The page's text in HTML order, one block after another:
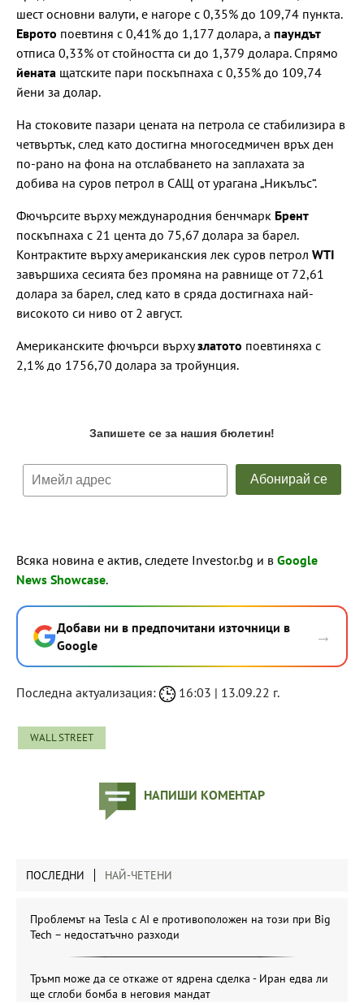
шест основни валути, е нагоре с 0,35% до 109,74 пункта.
Еврото поевтиня с 0,41% до 1,177 долара, а паундът
отписа 0,33% от стойността си до 1,379 долара. Спрямо
йената щатските пари поскъпнаха с 0,35% до 109,74
йени за долар.
На стоковите пазари цената на петрола се стабилизира в
четвъртък, след като достигна многоседмичен връх ден
по-рано на фона на отслабването на заплахата за
добива на суров петрол в САЩ от урагана „Никълъс“.
Фючърсите върху международния бенчмарк Брент
поскъпнаха с 21 цента до 75,67 долара за барел.
Контрактите върху американския лек суров петрол WTI
завършиха сесията без промяна на равнище от 72,61
долара за барел, след като в сряда достигнаха най-
високото си ниво от 2 август.
Американските фючърси върхузлатото поевтиняха с
2,1% до 1756,70 долара за тройунция.
Всяка новина е актив, следете Investor.bg и в Google
News Showcase.
Добави ни в предпочитани източници в
Google
→
Последна актуализация: 16:03 | 13.09.22 г.
WALL STREET
НАПИШИ КОМЕНТАР
ПОСЛЕДНИ НАЙ-ЧЕТЕНИ
Проблемът на Tesla с AI е противоположен на този при Big
Tech – недостатъчно разходи
Тръмп може да се откаже от ядрена сделка - Иран едва ли
ще сглоби бомба в неговия мандат